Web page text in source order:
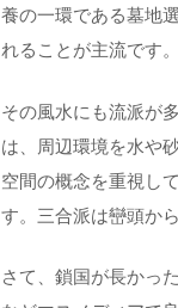
養の一環である墓地
れることが主流です。
その風水にも流派が
は、周辺環境を水や
空間の概念を重視し
す。三合派は巒頭か
さて、鎖国が長かっ